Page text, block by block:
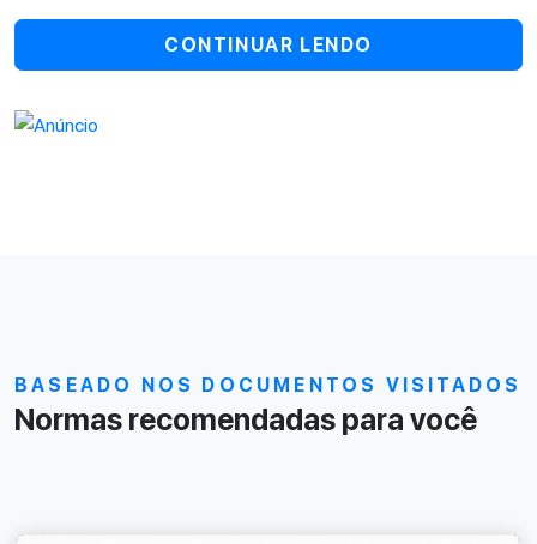
CONTINUAR LENDO
BASEADO NOS DOCUMENTOS VISITADOS
Normas recomendadas para você